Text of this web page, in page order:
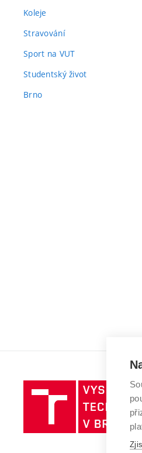
Koleje
Stravování
Sport na VUT
Studentský život
Brno